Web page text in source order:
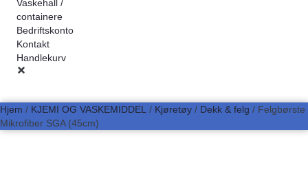
Vaskehall /
containere
Bedriftskonto
Kontakt
Handlekurv
Hjem / KJEMI OG VASKEMIDDEL / Kjøretøy / Dekk & felg / Felgbørste
Mikrofiber SGA (45cm)